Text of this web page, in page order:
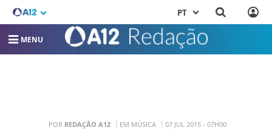
PT
MENU
POR REDAÇÃO A12 EM MÚSICA 07 JUL 2015 - 07H00